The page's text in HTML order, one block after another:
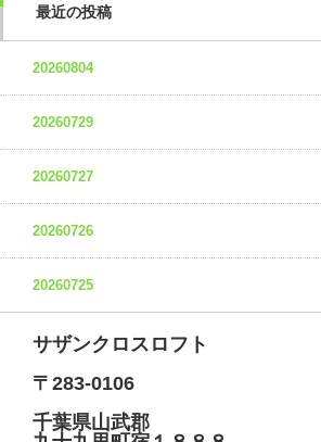
最近の投稿
20260804
20260729
20260727
20260726
20260725
サザンクロスロフト
〒283-0106
千葉県山武郡